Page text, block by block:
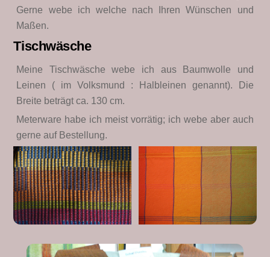
Gerne webe ich welche nach Ihren Wünschen und
Maßen.
Tischwäsche
Meine Tischwäsche webe ich aus Baumwolle und
Leinen ( im Volksmund : Halbleinen genannt). Die
Breite beträgt ca. 130 cm.
Meterware habe ich meist vorrätig; ich webe aber auch
gerne auf Bestellung.